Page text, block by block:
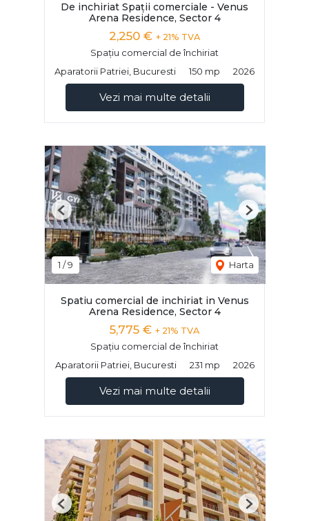
De inchiriat Spații comerciale - Venus
Arena Residence, Sector 4
2,250 € + 21% TVA
Spațiu comercial de închiriat
Aparatorii Patriei, Bucuresti
150 mp 2026
Vezi mai multe detalii
1 /9 Harta
Previous Next
Spatiu comercial de inchiriat in Venus
Arena Residence, Sector 4
5,775 € + 21% TVA
Spațiu comercial de închiriat
Aparatorii Patriei, Bucuresti
231 mp 2026
Vezi mai multe detalii
Previous Next